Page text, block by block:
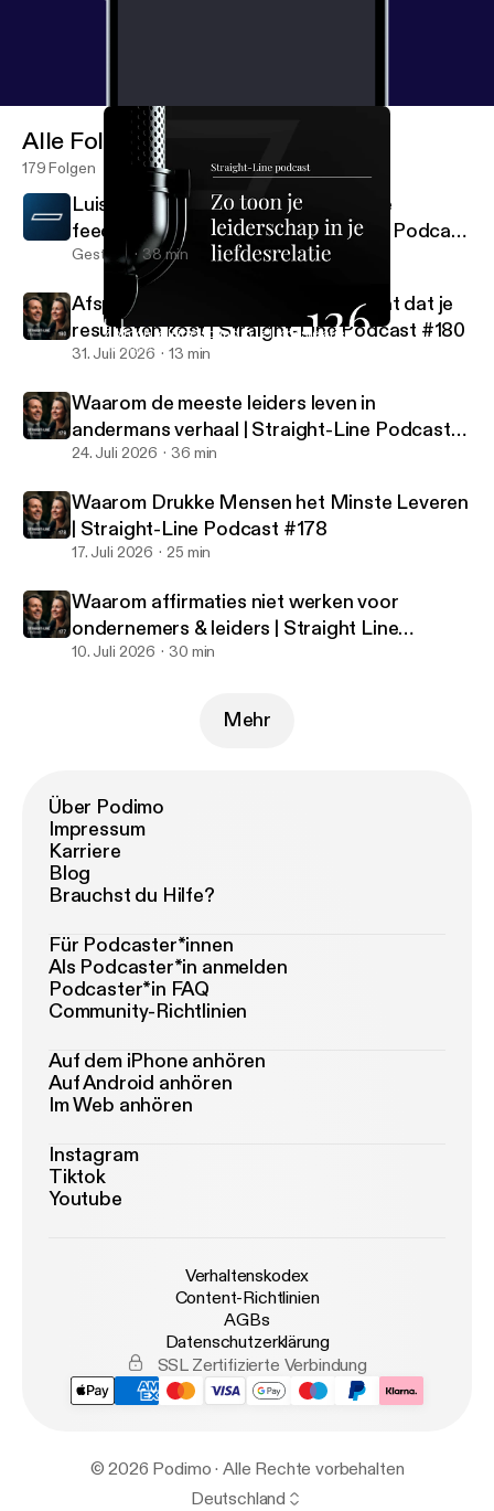
Zo toon je leiderschap in je liefdesrelatie
Straight-Line Podcast
Alle Folgen
179 Folgen
Luister dit als er niks gebeurt met de
feedback in je bedrijf | Straight-Line Podcast
#181
Gestern 38 min
Afspraken vs. verwachtingen: het gat dat je
resultaten kost | Straight-Line Podcast #180
31. Juli 2026 13 min
Waarom de meeste leiders leven in
andermans verhaal | Straight-Line Podcast
#179
24. Juli 2026 36 min
Waarom Drukke Mensen het Minste Leveren
| Straight-Line Podcast #178
17. Juli 2026 25 min
Waarom affirmaties niet werken voor
ondernemers & leiders | Straight Line
Podcast #177
10. Juli 2026 30 min
Mehr
Über Podimo
Impressum
Karriere
Blog
Brauchst du Hilfe?
Für Podcaster*innen
Als Podcaster*in anmelden
Podcaster*in FAQ
Community-Richtlinien
Auf dem iPhone anhören
Auf Android anhören
Im Web anhören
Instagram
Tiktok
Youtube
Verhaltenskodex
Content-Richtlinien
AGBs
Datenschutzerklärung
SSL Zertifizierte Verbindung
© 2026 Podimo · Alle Rechte vorbehalten
Deutschland